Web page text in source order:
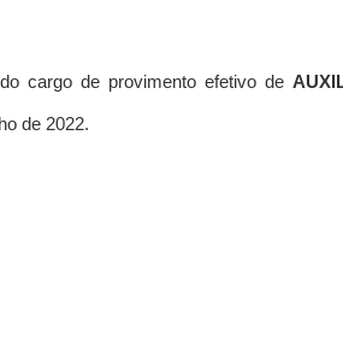
do cargo de provimento efetivo de
de 2022.